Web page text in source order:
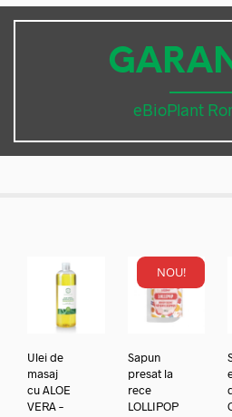
eBioPlant
Ulei de
masaj
cu ALOE
VERA –
NOU!
Sapun
presat la
rece
LOLLIPOP